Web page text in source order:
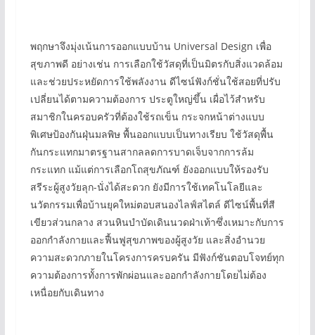
พฤกษาจึงมุ่งเน้นการออกแบบบ้าน Universal Design เพื่อ
สุขภาพดี อย่างเช่น การเลือกใช้วัสดุที่เป็นมิตรกับสิ่งแวดล้อม
และช่วยประหยัดการใช้พลังงาน ดีไซน์ฟังก์ชั่นใช้สอยที่ปรับ
เปลี่ยนได้ตามความต้องการ ประตูใหญ่ขึ้น เผื่อไว้สำหรับ
สมาชิกในครอบครัวที่ต้องใช้รถเข็น กระจกหน้าต่างแบบ
พิเศษป้องกันฝุ่นมลพิษ พื้นออกแบบเป็นทางเรียบ ใช้วัสดุพื้น
กันกระแทกมาตรฐานสากลลดการบาดเจ็บจากการล้ม
กระแทก แม้แต่การเลือกโถสุขภัณฑ์ ยังออกแบบให้รองรับ
สรีระผู้สูงวัยลุก-นั่งได้สะดวก ยังมีการใช้เทคโนโลยีและ
นวัตกรรมเพื่อบ้านยุคใหม่ตอบสนองไลฟ์สไตล์ ดีไซน์พื้นที่สี
เขียวส่วนกลาง สวนหินบำบัดเดินนวดฝ่าเท้าซึ่งเหมาะกับการ
ออกกำลังกายและฟื้นฟูสุขภาพของผู้สูงวัย และสิ่งอำนวย
ความสะดวกภายในโครงการครบครัน มีฟังก์ชันตอบโจทย์ทุก
ความต้องการทั้งการพักผ่อนและออกกำลังกายโดยไม่ต้อง
เหนื่อยกับเดินทาง